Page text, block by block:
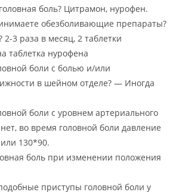
боль? Цитрамон, нурофен.
обезболивающие препараты?
2-3 раза в месяц, 2 таблетки
таблетка нурофена
боли с болью и/или
в шейном отделе? — Иногда
боли с уровнем артериального
во время головной боли давление
130*90.
боль при изменении положения
приступы головной боли у